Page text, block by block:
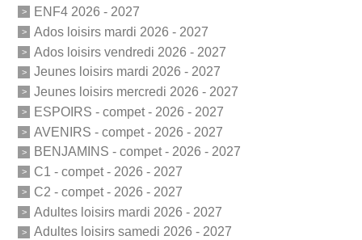
ENF4 2026 - 2027
Ados loisirs mardi 2026 - 2027
Ados loisirs vendredi 2026 - 2027
Jeunes loisirs mardi 2026 - 2027
Jeunes loisirs mercredi 2026 - 2027
ESPOIRS - compet - 2026 - 2027
AVENIRS - compet - 2026 - 2027
BENJAMINS - compet - 2026 - 2027
C1 - compet - 2026 - 2027
C2 - compet - 2026 - 2027
Adultes loisirs mardi 2026 - 2027
Adultes loisirs samedi 2026 - 2027